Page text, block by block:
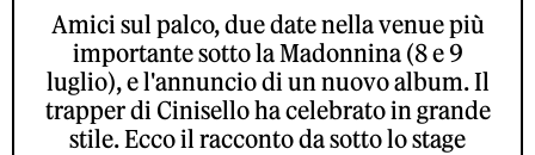
Amici sul palco, due date nella venue più
importante sotto la Madonnina (8 e 9
luglio), e l'annuncio di un nuovo album. Il
trapper di Cinisello ha celebrato in grande
stile. Ecco il racconto da sotto lo stage